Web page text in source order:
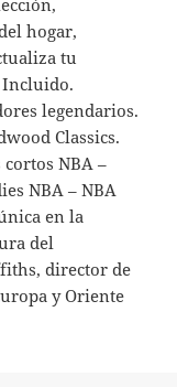
hogar,
tu
Incluido.
legendarios.
Classics.
NBA –
NBA – NBA
en la
del
director de
y Oriente